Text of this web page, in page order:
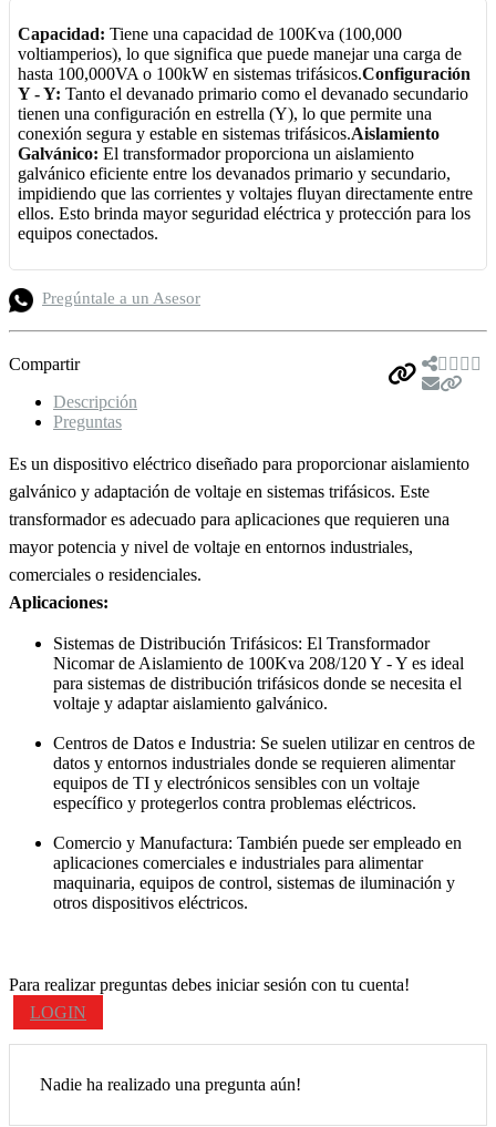
Capacidad: Tiene una capacidad de 100Kva (100,000
voltiamperios), lo que significa que puede manejar una carga de
hasta 100,000VA o 100kW en sistemas trifásicos.Configuración
Y - Y: Tanto el devanado primario como el devanado secundario
tienen una configuración en estrella (Y), lo que permite una
conexión segura y estable en sistemas trifásicos.Aislamiento
Galvánico: El transformador proporciona un aislamiento
galvánico eficiente entre los devanados primario y secundario,
impidiendo que las corrientes y voltajes fluyan directamente entre
ellos. Esto brinda mayor seguridad eléctrica y protección para los
equipos conectados.
Pregúntale a un Asesor
Compartir
Descripción
Preguntas
Es un dispositivo eléctrico diseñado para proporcionar aislamiento
galvánico y adaptación de voltaje en sistemas trifásicos. Este
transformador es adecuado para aplicaciones que requieren una
mayor potencia y nivel de voltaje en entornos industriales,
comerciales o residenciales.
Aplicaciones:
Sistemas de Distribución Trifásicos: El Transformador
Nicomar de Aislamiento de 100Kva 208/120 Y - Y es ideal
para sistemas de distribución trifásicos donde se necesita el
voltaje y adaptar aislamiento galvánico.
Centros de Datos e Industria: Se suelen utilizar en centros de
datos y entornos industriales donde se requieren alimentar
equipos de TI y electrónicos sensibles con un voltaje
específico y protegerlos contra problemas eléctricos.
Comercio y Manufactura: También puede ser empleado en
aplicaciones comerciales e industriales para alimentar
maquinaria, equipos de control, sistemas de iluminación y
otros dispositivos eléctricos.
Para realizar preguntas debes iniciar sesión con tu cuenta!
LOGIN
Nadie ha realizado una pregunta aún!